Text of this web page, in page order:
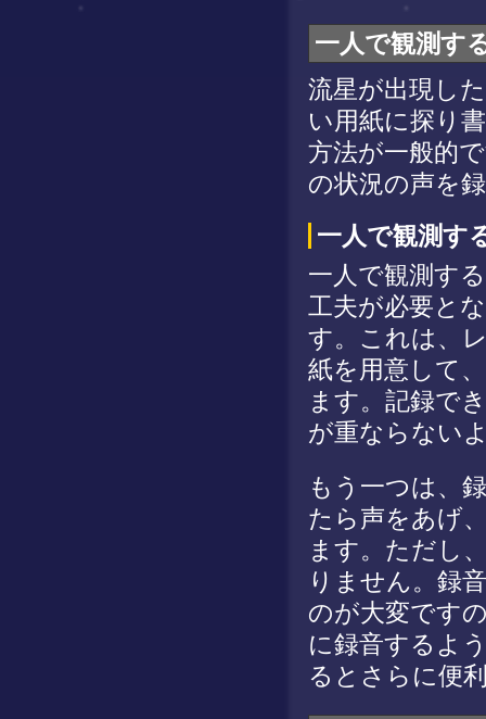
一人で観測す
流星が出現し
い用紙に探り
方法が一般的
の状況の声を
一人で観測す
一人で観測す
工夫が必要と
す。これは、
紙を用意して
ます。記録で
が重ならない
もう一つは、
たら声をあげ
ます。ただし
りません。録
のが大変です
に録音するよ
るとさらに便